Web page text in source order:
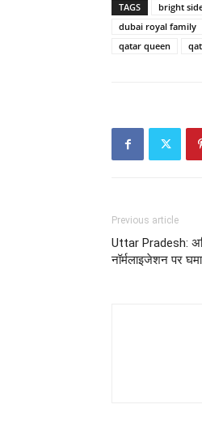
TAGS bright
dubai royal family
qatar queen
Previous article
Uttar Pradesh:
नॉर्मलाइजेशन पर